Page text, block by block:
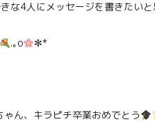
な4人にメッセージを書きたい
.｡o ✻*
ん、キラピチ卒業おめでとう